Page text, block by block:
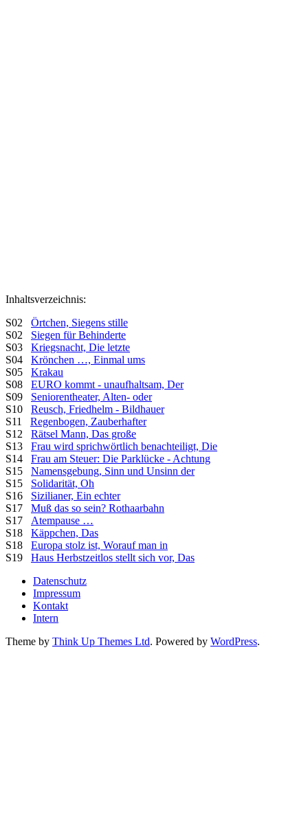
Inhaltsverzeichnis:
S02 Örtchen, Siegens stille
S02 Siegen für Behinderte
S03 Kriegsnacht, Die letzte
S04 Krönchen …, Einmal ums
S05 Krakau
S08 EURO kommt - unaufhaltsam, Der
S09 Seniorentheater, Alten- oder
S10 Reusch, Friedhelm - Bildhauer
S11 Regenbogen, Zauberhafter
S12 Rätsel Mann, Das große
S13 Frau wird sprichwörtlich benachteiligt, Die
S14 Frau am Steuer: Die Parklücke - Achtung
S15 Namensgebung, Sinn und Unsinn der
S15 Solidarität, Oh
S16 Sizilianer, Ein echter
S17 Muß das so sein? Rothaarbahn
S17 Atempause …
S18 Käppchen, Das
S18 Europa stolz ist, Worauf man in
S19 Haus Herbstzeitlos stellt sich vor, Das
Datenschutz
Impressum
Kontakt
Intern
Theme by Think Up Themes Ltd. Powered by WordPress.